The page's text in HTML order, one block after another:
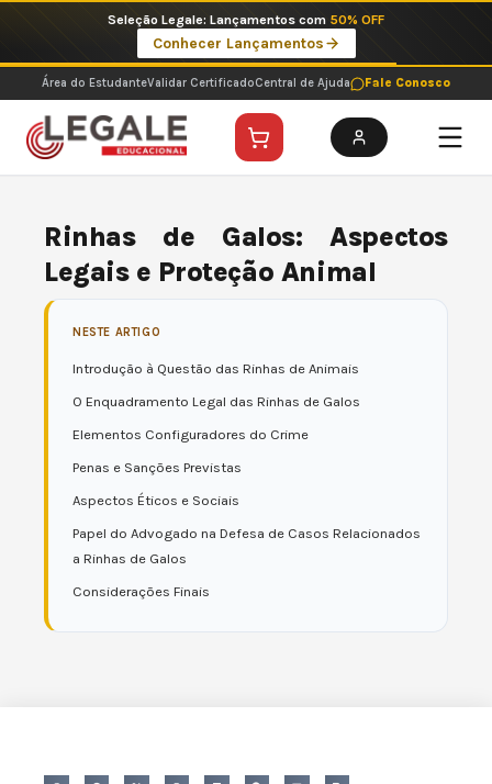
o
conteúdo
Seleção Legale: Lançamentos com 50% OFF
Conhecer Lançamentos
Área do EstudanteValidar CertificadoCentral de Ajuda Fale Conosco
Rinhas de Galos: Aspectos
Legais e Proteção Animal
NESTE ARTIGO
Introdução à Questão das Rinhas de Animais
O Enquadramento Legal das Rinhas de Galos
Elementos Configuradores do Crime
Penas e Sanções Previstas
Aspectos Éticos e Sociais
Papel do Advogado na Defesa de Casos Relacionados
a Rinhas de Galos
Considerações Finais